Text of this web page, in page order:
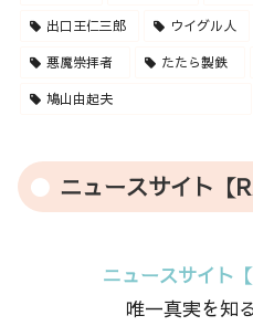
出口王仁三郎 ウイグル人
悪魔崇拝者 たたら製鉄
鳩山由起夫
ニュースサイト【
ニュースサイト
唯一真実を知